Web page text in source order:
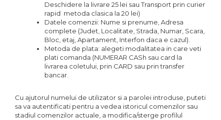
Deschidere la livrare 25 lei sau Transport prin curier
rapid metoda clasica la 20 lei)
Datele comenzii: Nume si prenume, Adresa
complete (Judet, Localitate, Strada, Numar, Scara,
Bloc, etaj, Apartament, Interfon daca e cazul).
Metoda de plata: alegeti modalitatea in care veti
plati comanda (NUMERAR CASh sau card la
livrarea coletului, prin CARD sau prin transfer
bancar.
Cu ajutorul numelui de utilizator si a parolei introduse, puteti
sa va autentificati pentru a vedea istoricul comenzilor sau
stadiul comenzilor actuale, a modifica/sterge profilul